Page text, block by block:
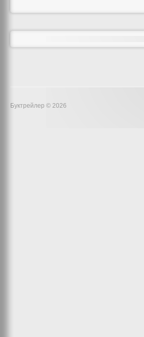
Буктрейлер © 2026